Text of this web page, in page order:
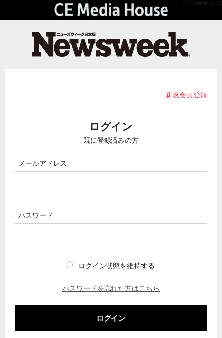
API Version 2.0
新規会員登録
ログイン
既に登録済みの方
メールアドレス
パスワード
ログイン状態を維持する
パスワードを忘れた方はこちら
ログイン